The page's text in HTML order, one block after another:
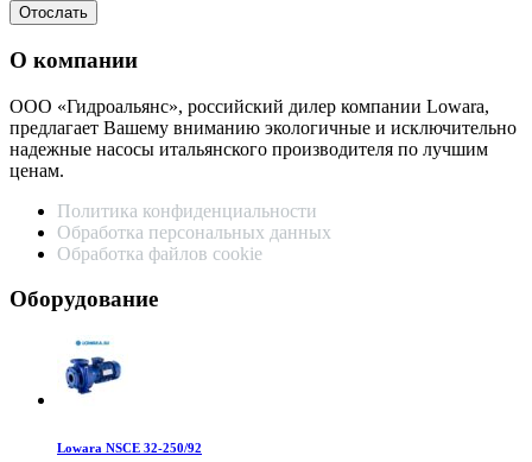
О компании
ООО «Гидроальянс», российский дилер компании Lowara,
предлагает Вашему вниманию экологичные и исключительно
надежные насосы итальянского производителя по лучшим
ценам.
Политика конфиденциальности
Обработка персональных данных
Обработка файлов cookie
Оборудование
Lowara NSCE 32-250/92